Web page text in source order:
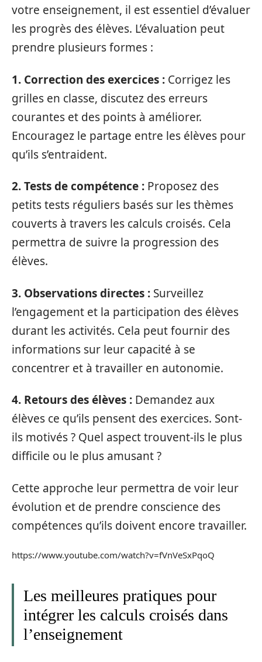
votre enseignement, il est essentiel d’évaluer
les progrès des élèves. L’évaluation peut
prendre plusieurs formes :
1. Correction des exercices : Corrigez les
grilles en classe, discutez des erreurs
courantes et des points à améliorer.
Encouragez le partage entre les élèves pour
qu’ils s’entraident.
2. Tests de compétence : Proposez des
petits tests réguliers basés sur les thèmes
couverts à travers les calculs croisés. Cela
permettra de suivre la progression des
élèves.
3. Observations directes : Surveillez
l’engagement et la participation des élèves
durant les activités. Cela peut fournir des
informations sur leur capacité à se
concentrer et à travailler en autonomie.
4. Retours des élèves : Demandez aux
élèves ce qu’ils pensent des exercices. Sont-
ils motivés ? Quel aspect trouvent-ils le plus
difficile ou le plus amusant ?
Cette approche leur permettra de voir leur
évolution et de prendre conscience des
compétences qu’ils doivent encore travailler.
https://www.youtube.com/watch?v=fVnVeSxPqoQ
Les meilleures pratiques pour
intégrer les calculs croisés dans
l’enseignement